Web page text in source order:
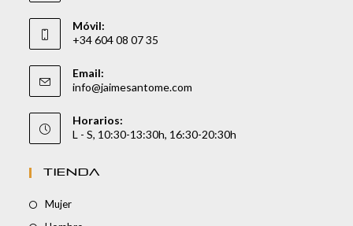
Móvil:
+34 604 08 07 35
Email:
info@jaimesantome.com
Horarios:
L - S, 10:30-13:30h, 16:30-20:30h
TIENDA
Mujer